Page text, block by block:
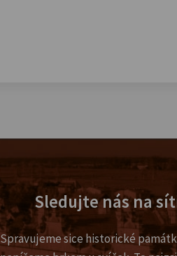
Sledujte nás na
Spravujeme sice historické